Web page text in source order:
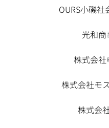
OURS小磯
光和
株式会
株式会社モ
株式会